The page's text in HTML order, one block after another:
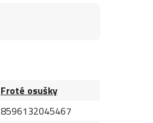
Froté osušky
8596132045467